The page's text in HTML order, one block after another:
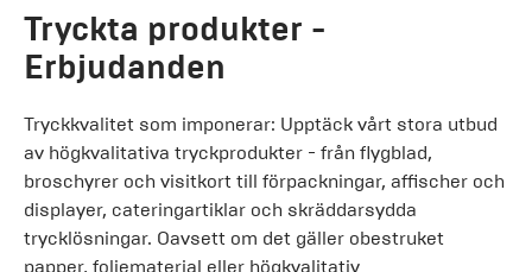
Tryckta produkter -
Erbjudanden
Tryckkvalitet som imponerar: Upptäck vårt stora utbud
av högkvalitativa tryckprodukter - från flygblad,
broschyrer och visitkort till förpackningar, affischer och
displayer, cateringartiklar och skräddarsydda
trycklösningar. Oavsett om det gäller obestruket
papper, foliematerial eller högkvalitativ